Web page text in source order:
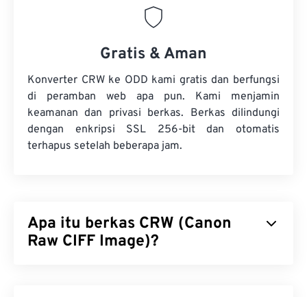
Gratis & Aman
Konverter CRW ke ODD kami gratis dan berfungsi
di peramban web apa pun. Kami menjamin
keamanan dan privasi berkas. Berkas dilindungi
dengan enkripsi SSL 256-bit dan otomatis
terhapus setelah beberapa jam.
Apa itu berkas CRW (Canon
Raw CIFF Image)?